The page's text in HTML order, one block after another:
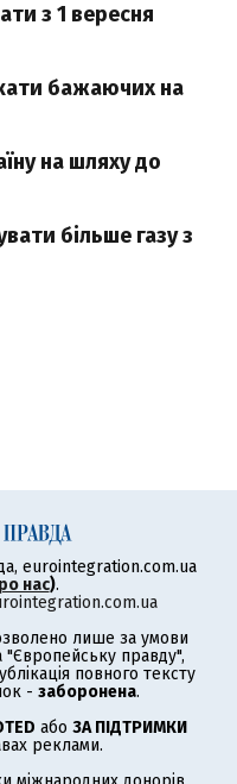
з 1 вересня
бажаючих на
на шляху до
більше газу з
eurointegration.com.ua
нас).
лише за умови
"Європейську правду",
повного тексту
- заборонена.
або ЗА ПІДТРИМКИ
реклами.